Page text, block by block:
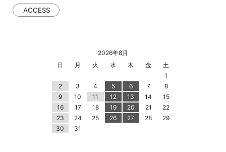
ACCESS
2026年8月
日
月 火 水 木 金
土
1
2
3 4 5 6 7
8
9
10 11 12 13 14
15
16
17 18 19 20 21
22
23
24 25 26 27 28
29
30
31